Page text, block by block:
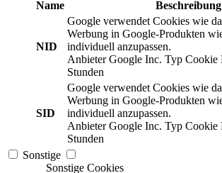
Name
Beschreibung
NID
Google verwendet Cookies wie
Werbung in Google-Produkten
individuell anzupassen.
Anbieter Google Inc. Typ Cookie
Stunden
SID
Google verwendet Cookies wie
Werbung in Google-Produkten
individuell anzupassen.
Anbieter Google Inc. Typ Cookie
Stunden
Sonstige
Sonstige Cookies